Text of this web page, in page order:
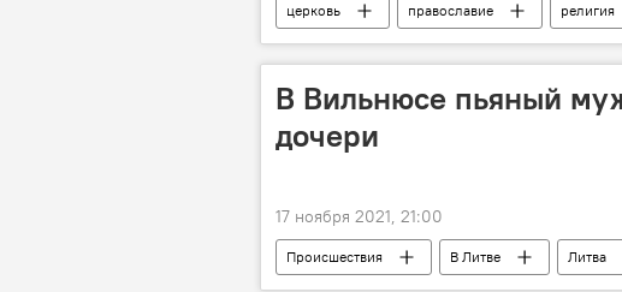
церковь православие религия
Религиозные праздники
Справки
В Вильнюсе пьяный
дочери
17 ноября 2021, 21:00
Происшествия В Литве Литва